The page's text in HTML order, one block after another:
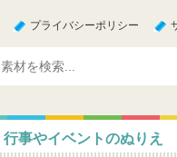
プライバシーポリシー
行事やイベントのぬりえ